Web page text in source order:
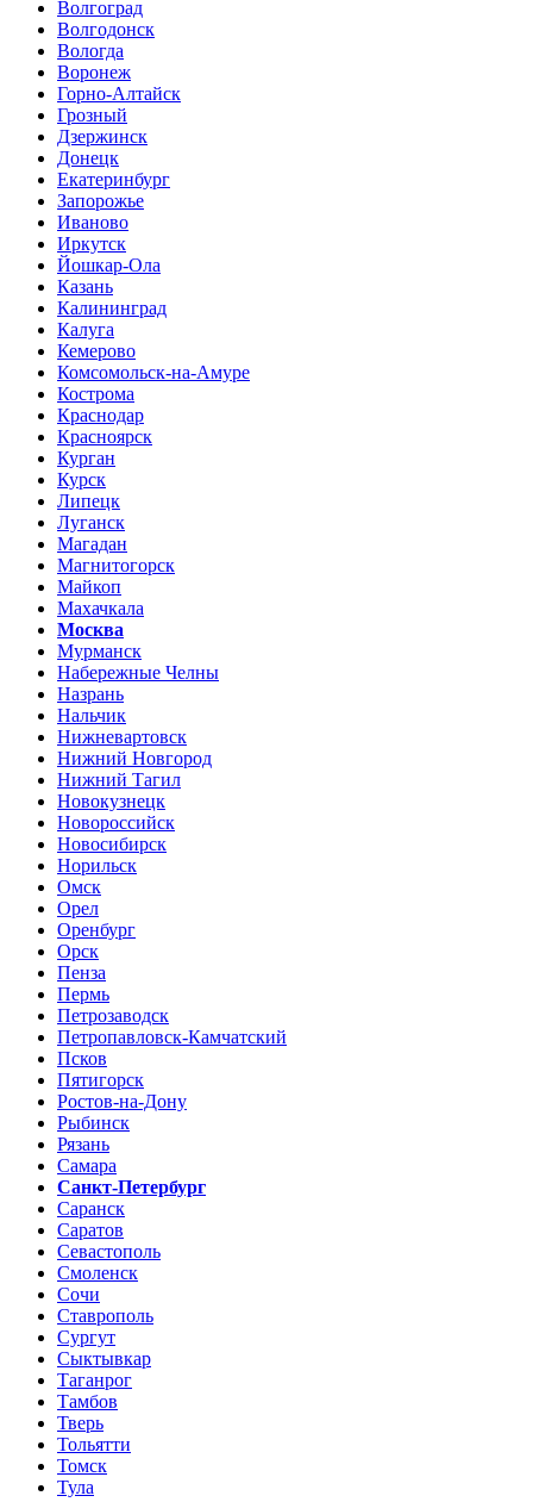
Волгоград
Волгодонск
Вологда
Воронеж
Горно-Алтайск
Грозный
Дзержинск
Донецк
Екатеринбург
Запорожье
Иваново
Иркутск
Йошкар-Ола
Казань
Калининград
Калуга
Кемерово
Комсомольск-на-Амуре
Кострома
Краснодар
Красноярск
Курган
Курск
Липецк
Луганск
Магадан
Магнитогорск
Майкоп
Махачкала
Москва
Мурманск
Набережные Челны
Назрань
Нальчик
Нижневартовск
Нижний Новгород
Нижний Тагил
Новокузнецк
Новороссийск
Новосибирск
Норильск
Омск
Орел
Оренбург
Орск
Пенза
Пермь
Петрозаводск
Петропавловск-Камчатский
Псков
Пятигорск
Ростов-на-Дону
Рыбинск
Рязань
Самара
Санкт-Петербург
Саранск
Саратов
Севастополь
Смоленск
Сочи
Ставрополь
Сургут
Сыктывкар
Таганрог
Тамбов
Тверь
Тольятти
Томск
Тула